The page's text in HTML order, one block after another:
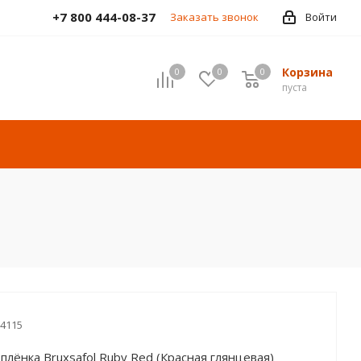
Войти
+7 800 444-08-37 Заказать звонок
0 0 Корзина
пуста
0
Bruxsafol Ruby Red (Красная глянцевая)